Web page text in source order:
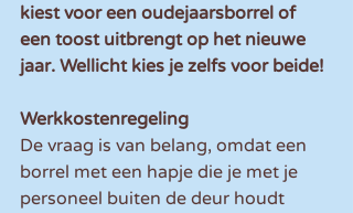
kiest voor een oudejaarsborrel of
een toost uitbrengt op het nieuwe
jaar. Wellicht kies je zelfs voor beide!
Werkkostenregeling
De vraag is van belang, omdat een
borrel met een hapje die je met je
personeel buiten de deur houdt